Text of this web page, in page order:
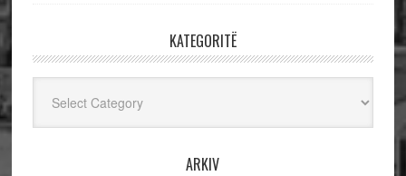
KATEGORITË
ARKIV